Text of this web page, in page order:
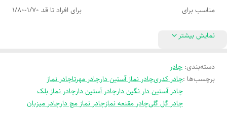
مناسب برای برای افراد تا قد 1/70-1/80
نمایش بیشتر
دسته‌بندی: چادر
برچسب‌ها :چادر کدریچادر نماز آستین دارچادر مهرتاچادر نماز
چادر آستین دار نگین دارچادر آستین دارچادر نماز بلک
چادر گل گلیچادر مقنعه نمازچادر نماز مچ دارچادر میزبان